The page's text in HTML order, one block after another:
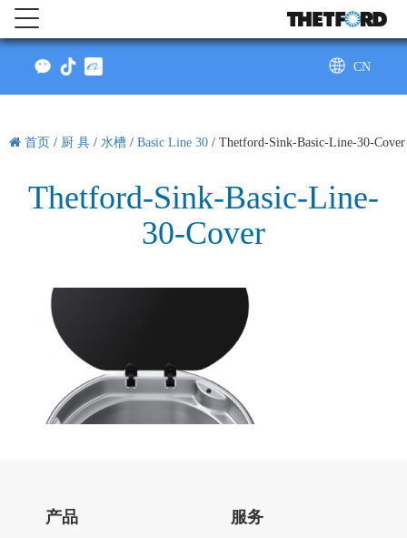
CN
首页 / 厨 具 / 水槽 / Basic Line 30 / Thetford-Sink-Basic-Line-30-Cover
Thetford-Sink-Basic-Line-
30-Cover
产品 服务